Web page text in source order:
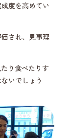
度を高めてい
され、見事理
り食べたりす
いでしょう